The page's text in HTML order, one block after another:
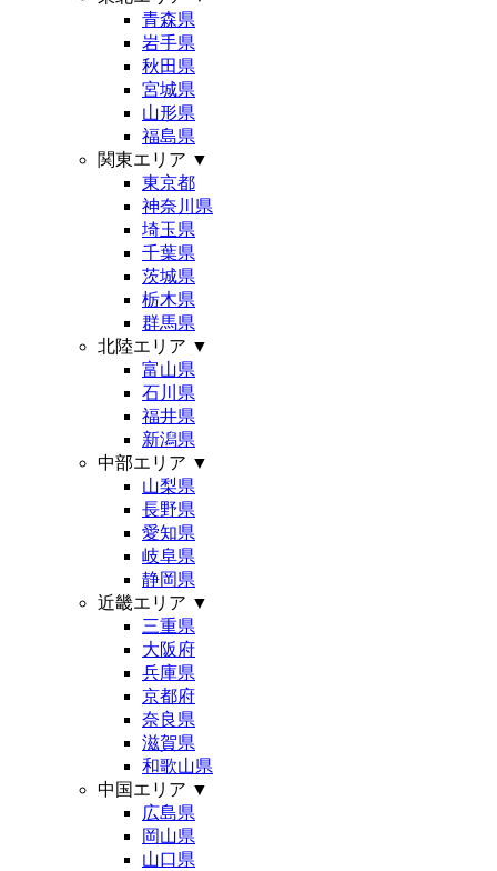
青森県
岩手県
秋田県
宮城県
山形県
福島県
関東エリア ▼
東京都
神奈川県
埼玉県
千葉県
茨城県
栃木県
群馬県
北陸エリア ▼
富山県
石川県
福井県
新潟県
中部エリア ▼
山梨県
長野県
愛知県
岐阜県
静岡県
近畿エリア ▼
三重県
大阪府
兵庫県
京都府
奈良県
滋賀県
和歌山県
中国エリア ▼
広島県
岡山県
山口県